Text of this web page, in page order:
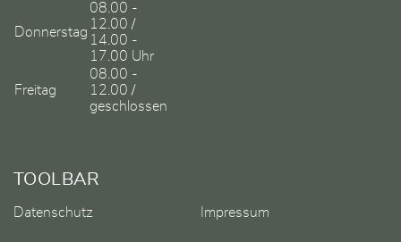
Donnerstag
08.00 -
12.00 /
14.00 -
17.00 Uhr
Freitag
08.00 -
12.00 /
geschlossen
TOOLBAR
Datenschutz Impressum